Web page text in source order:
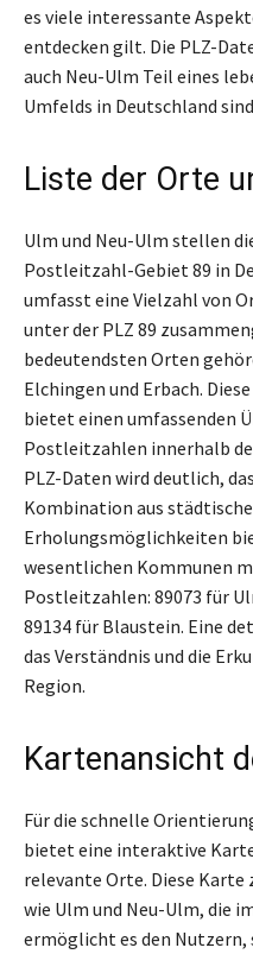
es viele interessante
entdecken gilt. Die PLZ-
auch Neu-Ulm Teil eines
Umfelds in Deutschland
Liste der Orte
Ulm und Neu-Ulm stellen
Postleitzahl-Gebiet 89 in
umfasst eine Vielzahl von
unter der PLZ 89
bedeutendsten Orten
Elchingen und Erbach.
bietet einen umfassenden
Postleitzahlen innerhalb
PLZ-Daten wird deutlich,
Kombination aus
Erholungsmöglichkeiten
wesentlichen Kommunen
Postleitzahlen: 89073 für
89134 für Blaustein. Eine
das Verständnis und die
Region.
Kartenansicht
Für die schnelle
bietet eine interaktive
relevante Orte. Diese Karte
wie Ulm und Neu-Ulm, die
ermöglicht es den Nutzern,